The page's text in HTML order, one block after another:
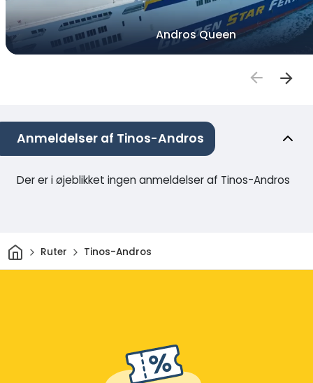
Andros Queen
Anmeldelser af Tinos-Andros
Der er i øjeblikket ingen anmeldelser af Tinos-Andros
HjemRuter Tinos-Andros